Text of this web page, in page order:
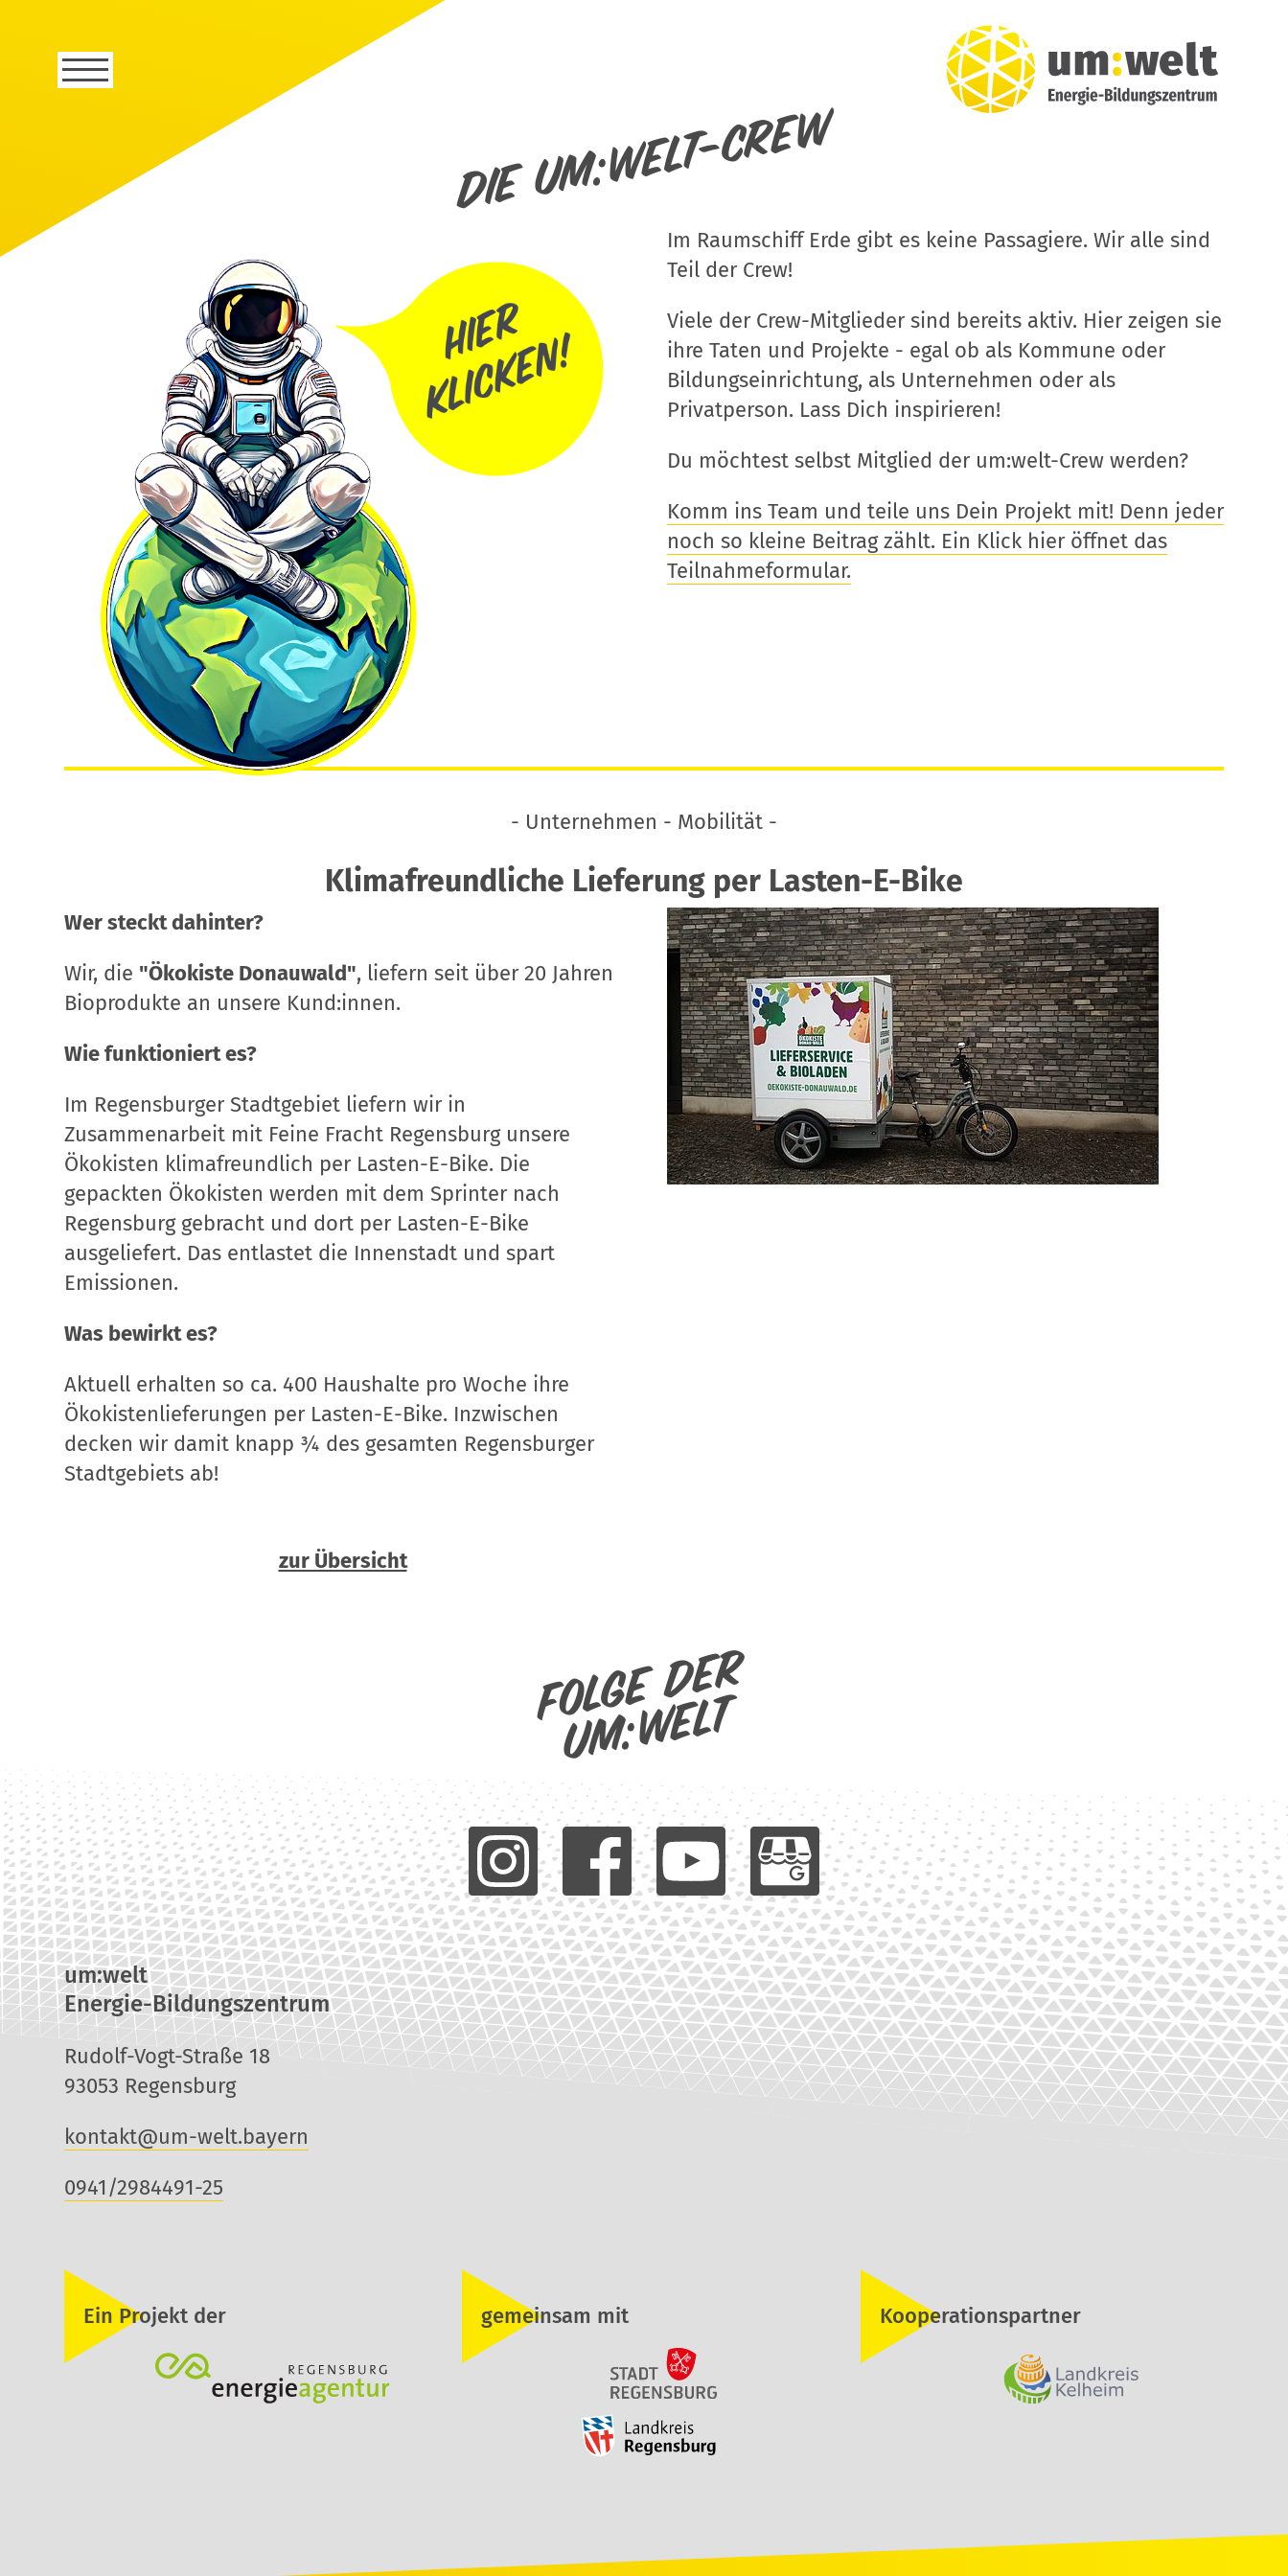
Die um:welt-Crew
Im Raumschiff Erde gibt es keine Passagiere. Wir alle sind
Teil der Crew!
Viele der Crew-Mitglieder sind bereits aktiv. Hier zeigen sie
ihre Taten und Projekte - egal ob als Kommune oder
Bildungseinrichtung, als Unternehmen oder als
Privatperson. Lass Dich inspirieren!
Du möchtest selbst Mitglied der um:welt-Crew werden?
Komm ins Team und teile uns Dein Projekt mit! Denn jeder
noch so kleine Beitrag zählt. Ein Klick hier öffnet das
Teilnahmeformular.
- Unternehmen - Mobilität -
Klimafreundliche Lieferung per Lasten-E-Bike
Wer steckt dahinter?
Wir, die "Ökokiste Donauwald", liefern seit über 20 Jahren
Bioprodukte an unsere Kund:innen.
Wie funktioniert es?
Im Regensburger Stadtgebiet liefern wir in
Zusammenarbeit mit Feine Fracht Regensburg unsere
Ökokisten klimafreundlich per Lasten-E-Bike. Die
gepackten Ökokisten werden mit dem Sprinter nach
Regensburg gebracht und dort per Lasten-E-Bike
ausgeliefert. Das entlastet die Innenstadt und spart
Emissionen.
Was bewirkt es?
Aktuell erhalten so ca. 400 Haushalte pro Woche ihre
Ökokistenlieferungen per Lasten-E-Bike. Inzwischen
decken wir damit knapp ¾ des gesamten Regensburger
Stadtgebiets ab!
zur Übersicht
Folge der
um:welt
um:welt
Energie-Bildungszentrum
Rudolf-Vogt-Straße 18
93053 Regensburg
kontakt@um-welt.bayern
0941/2984491-25
Ein Projekt der gemeinsam mit Kooperationspartner